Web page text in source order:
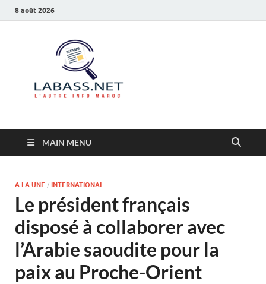
8 août 2026
MAIN MENU
A LA UNE / INTERNATIONAL
Le président français
disposé à collaborer avec
l’Arabie saoudite pour la
paix au Proche-Orient